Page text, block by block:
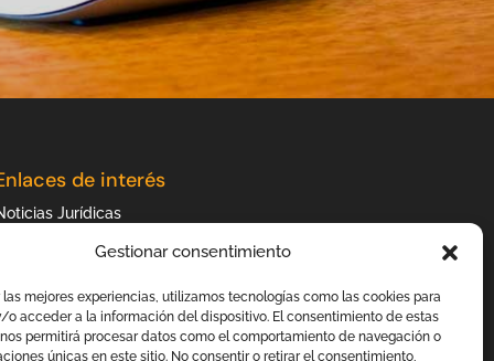
Gestionar consentimiento
las mejores experiencias, utilizamos tecnologías como las cookies para
o acceder a la información del dispositivo. El consentimiento de estas
permitirá procesar datos como el comportamiento de navegación o
únicas en este sitio. No consentir o retirar el consentimiento,
de interés
Jurídicas